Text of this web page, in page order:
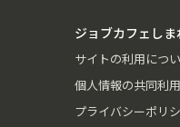
ジョブカフェしま
サイトの利用につ
個人情報の共同利
プライバシーポリ